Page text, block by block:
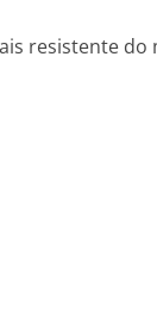
resistente do